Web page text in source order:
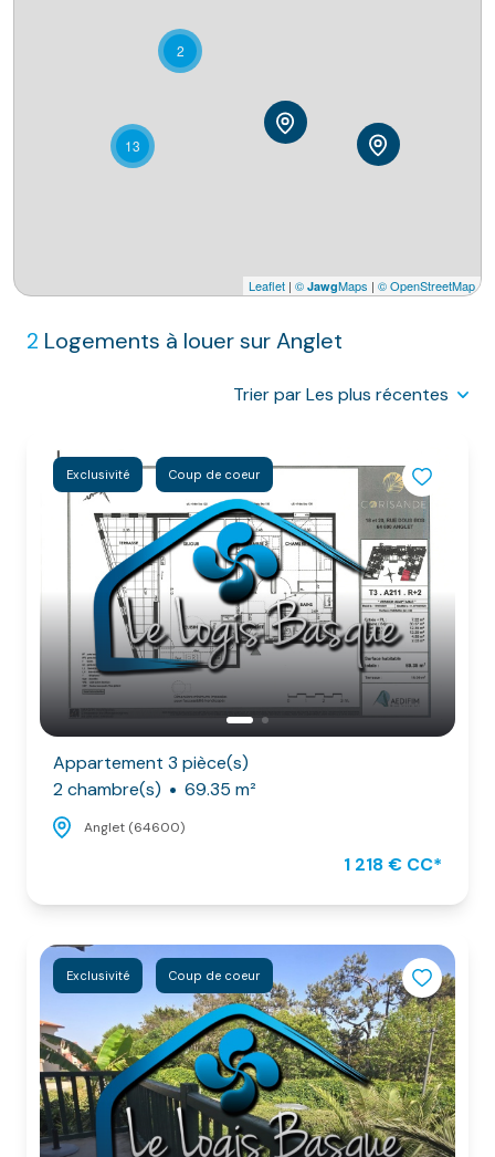
CANDIDATURE
2
13
Leaflet | © JawgMaps | © OpenStreetMap
2 Logements à louer sur Anglet
Trier par Les plus récentes
Exclusivité Coup de coeur
Appartement 3 pièce(s)
2 chambre(s)
69.35 m²
Anglet (64600)
1 218 € CC*
Exclusivité Coup de coeur